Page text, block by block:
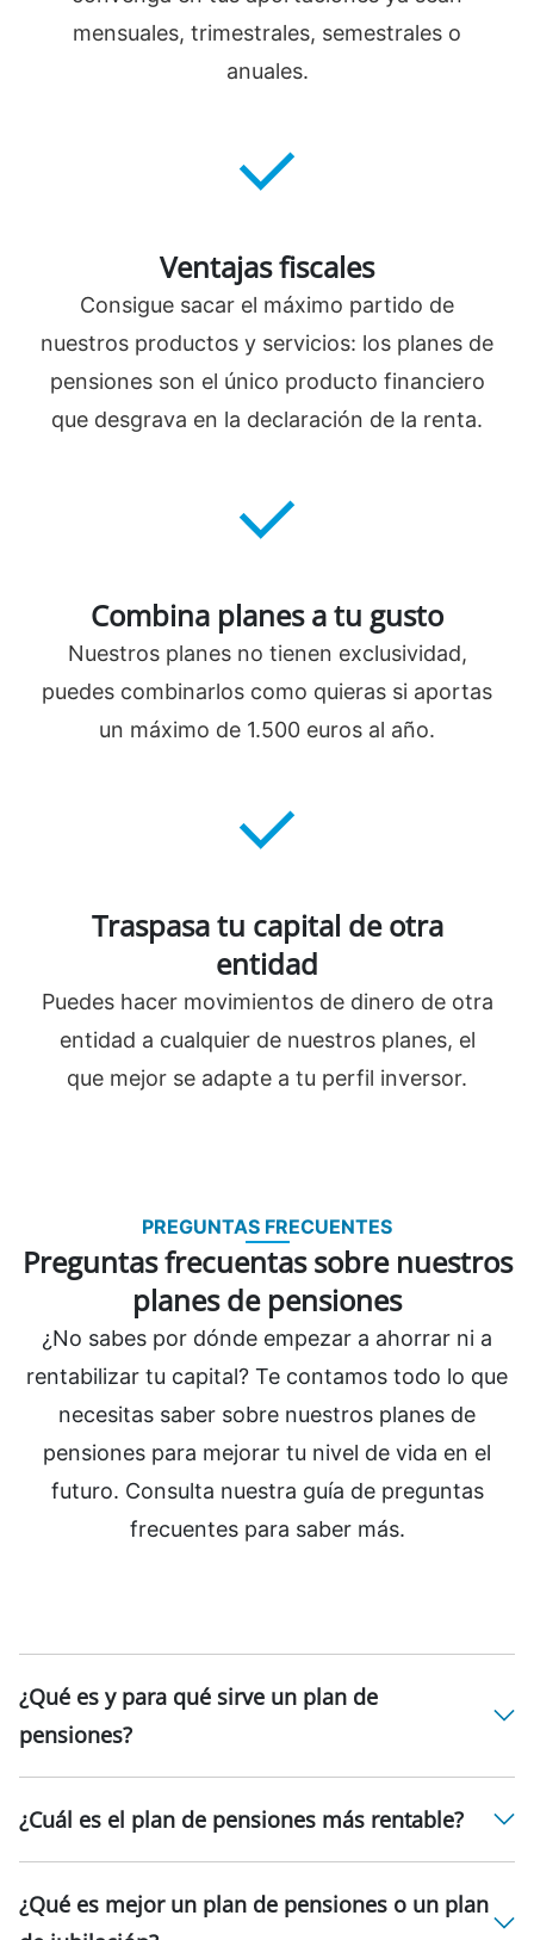
mensuales, trimestrales, semestrales o
anuales.
Ventajas fiscales
Consigue sacar el máximo partido de
nuestros productos y servicios: los planes de
pensiones son el único producto financiero
que desgrava en la declaración de la renta.
Combina planes a tu gusto
Nuestros planes no tienen exclusividad,
puedes combinarlos como quieras si aportas
un máximo de 1.500 euros al año.
Traspasa tu capital de otra
entidad
Puedes hacer movimientos de dinero de otra
entidad a cualquier de nuestros planes, el
que mejor se adapte a tu perfil inversor.
PREGUNTAS FRECUENTES
Preguntas frecuentas sobre nuestros
planes de pensiones
¿No sabes por dónde empezar a ahorrar ni a
rentabilizar tu capital? Te contamos todo lo que
necesitas saber sobre nuestros planes de
pensiones para mejorar tu nivel de vida en el
futuro. Consulta nuestra guía de preguntas
frecuentes para saber más.
¿Qué es y para qué sirve un plan de
pensiones?
¿Cuál es el plan de pensiones más rentable?
¿Qué es mejor un plan de pensiones o un plan